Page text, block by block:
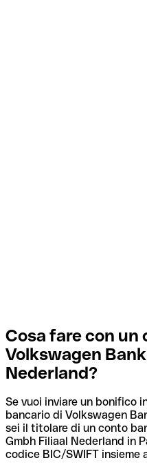
Cosa fare con un
Volkswagen
Nederland?
Se vuoi inviare un bonifico
bancario di Volkswagen
sei il titolare di un conto
Gmbh Filiaal Nederland in
codice BIC/SWIFT insieme